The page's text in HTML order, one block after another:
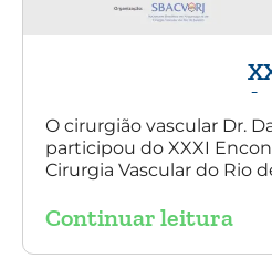
O cirurgião vascular Dr.
participou do XXXI
Cirurgia Vascular do Rio
multilayer no tratamento
Continuar leitura